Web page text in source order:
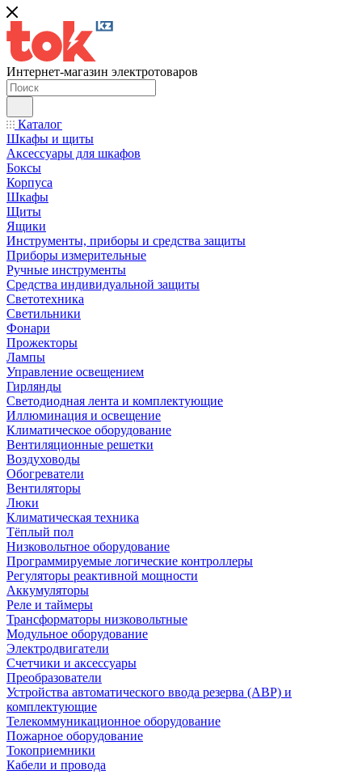
Интернет-магазин электротоваров
Каталог
Шкафы и щиты
Аксессуары для шкафов
Боксы
Корпуса
Шкафы
Щиты
Ящики
Инструменты, приборы и средства защиты
Приборы измерительные
Ручные инструменты
Средства индивидуальной защиты
Светотехника
Светильники
Фонари
Прожекторы
Лампы
Управление освещением
Гирлянды
Светодиодная лента и комплектующие
Иллюминация и освещение
Климатическое оборудование
Вентиляционные решетки
Воздуховоды
Обогреватели
Вентиляторы
Люки
Климатическая техника
Тёплый пол
Низковольтное оборудование
Программируемые логические контроллеры
Регуляторы реактивной мощности
Аккумуляторы
Реле и таймеры
Трансформаторы низковольтные
Модульное оборудование
Электродвигатели
Счетчики и аксессуары
Преобразователи
Устройства автоматического ввода резерва (АВР) и
комплектующие
Телекоммуникационное оборудование
Пожарное оборудование
Токоприемники
Кабели и провода